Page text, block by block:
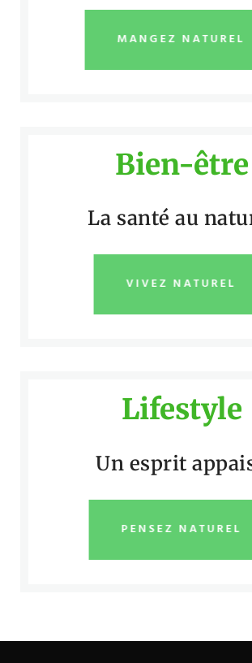
MANGEZ NATUREL
Bien-être
La santé au
VIVEZ NATUREL
Lifestyle
Un esprit
PENSEZ NATUREL